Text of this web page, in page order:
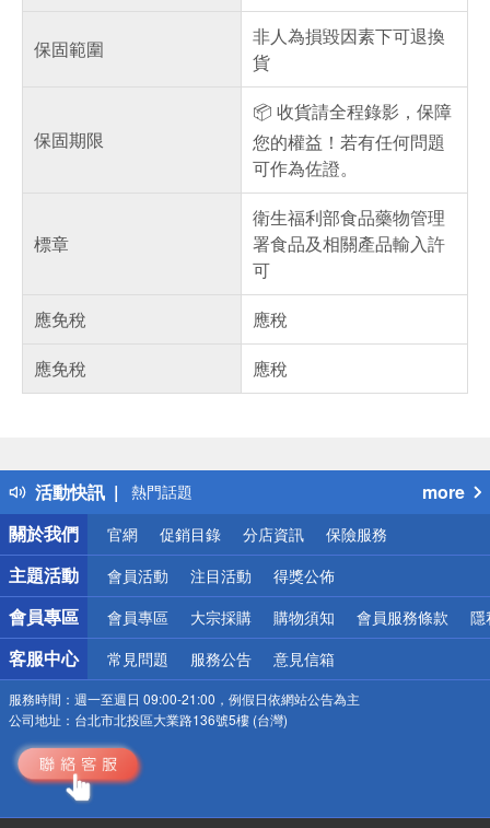
保固範圍
非人為損毀因素下可退換
貨
保固期限
📦 收貨請全程錄影，保障
您的權益！若有任何問題
可作為佐證。
標章
衛生福利部食品藥物管理
署食品及相關產品輸入許
可
應免稅
應稅
應免稅
應稅
活動快訊
得獎公告
熱門話題
銀行優惠
偏遠地區配送
詐騙網頁！請小心！
more
關於我們
官網 促銷目錄 分店資訊 保險服務
主題活動 會員活動 注目活動 得獎公佈
會員專區 會員專區 大宗採購 購物須知 會員服務條款 隱
客服中心 常見問題 服務公告 意見信箱
服務時間： 週一至週日 09:00-21:00，例假日依網站公告為主
公司地址： 台北市北投區大業路136號5樓 (台灣)